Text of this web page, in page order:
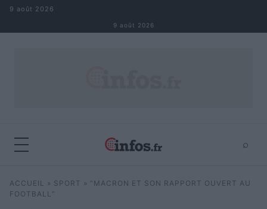
Aller au contenu
9 août 2026
9 août 2026
⌕
Rechercher ⌕ ×
ACCUEIL » SPORT » “MACRON ET SON RAPPORT OUVERT AU
FOOTBALL”